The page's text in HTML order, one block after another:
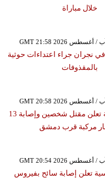
خلال مباراة
مدنياً في نجران جراء اعتداءات حوثية
بالمقذوفات
الصحة السورية تعلن مقتل شخصين وإصابة 13
مركبة قرب دمشق
تعلن إصابة سائح بفيروس